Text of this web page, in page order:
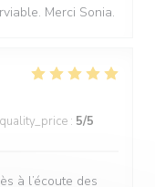
Merci Sonia.
quality_price : 5/5
à l’écoute des